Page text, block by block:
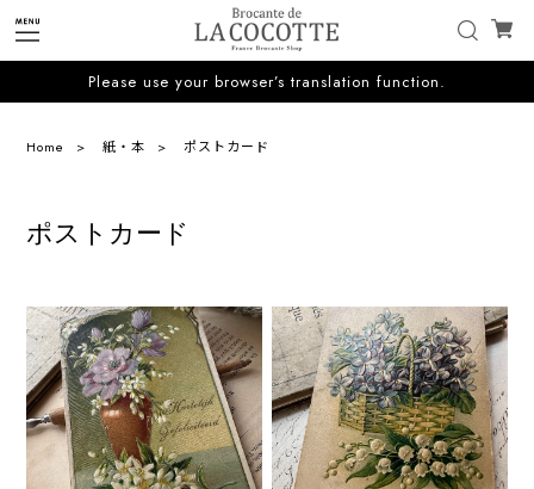
Please use your browser’s translation function.
Home 紙・本 ポストカード
ポストカード